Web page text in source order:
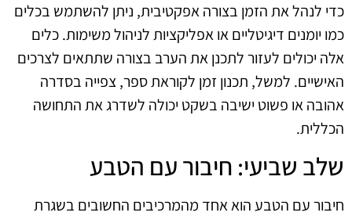
כדי לנהל את הזמן בצורה אפקטיבית, ניתן להשתמש בכלים
כמו יומנים דיגיטליים או אפליקציות לניהול משימות. כלים
אלה יכולים לעזור לתכנן את הערב בצורה שתתאים לצרכים
האישיים. למשל, תכנון זמן לקוראת ספר, צפייה בסדרה
אהובה או פשוט ישיבה בשקט יכולה לשדרג את התחושה
הכללית.
שלב שביעי: חיבור עם הטבע
חיבור עם הטבע הוא אחד מהמרכיבים החשובים בשגרת